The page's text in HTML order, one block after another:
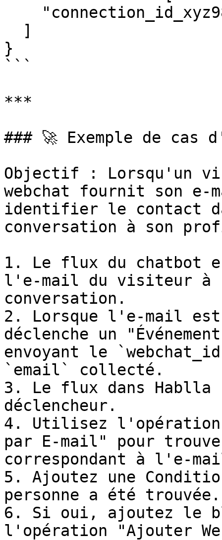
}
```
***
### 🚀 Exemple de
Objectif : Lorsqu'un
webchat fournit son e-
identifier le contact
conversation à son
1. Le flux du chatbot
l'e-mail du visiteur à
conversation.
2. Lorsque l'e-mail
déclenche un
envoyant le
`email` collecté.
3. Le flux dans Hablla
déclencheur.
4. Utilisez l'opération
par E-mail" pour
correspondant à l'e-
5. Ajoutez une
personne a été trouvée.
6. Si oui, ajoutez le
l'opération "Ajouter